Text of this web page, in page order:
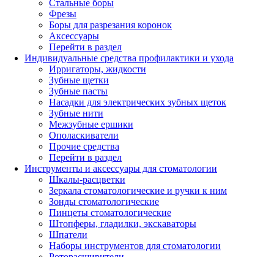
Стальные боры
Фрезы
Боры для разрезания коронок
Аксессуары
Перейти в раздел
Индивидуальные средства профилактики и ухода
Ирригаторы, жидкости
Зубные щетки
Зубные пасты
Насадки для электрических зубных щеток
Зубные нити
Межзубные ершики
Ополаскиватели
Прочие средства
Перейти в раздел
Инструменты и аксессуары для стоматологии
Шкалы-расцветки
Зеркала стоматологические и ручки к ним
Зонды стоматологические
Пинцеты стоматологические
Штопферы, гладилки, экскаваторы
Шпатели
Наборы инструментов для стоматологии